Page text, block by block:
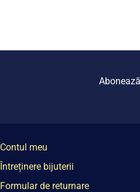
Contul meu
Întreținere bijuterii
Formular de returnare